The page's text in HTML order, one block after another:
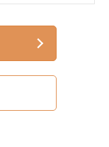
、「当社」と
「BS日テレ
す。）におい
ス」といいま
サービスの閲
の利用を行っ